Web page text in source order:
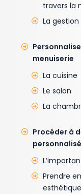
travers la
La
menuiserie
La cuisine
Le salon
La
Procéder à
Prendre